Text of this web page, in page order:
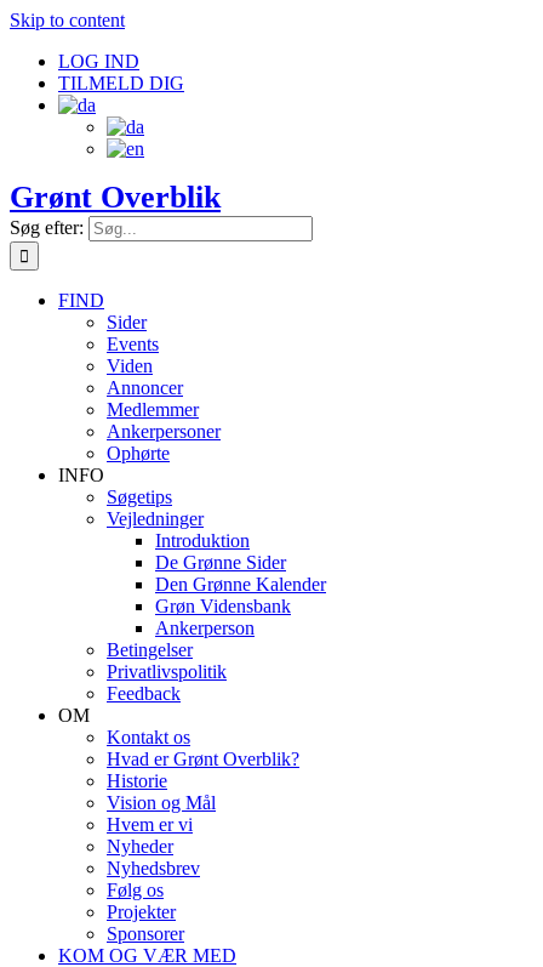
Skip to content
LOG IND
TILMELD DIG
Grønt Overblik
Søg efter:
FIND
Sider
Events
Viden
Annoncer
Medlemmer
Ankerpersoner
Ophørte
INFO
Søgetips
Vejledninger
Introduktion
De Grønne Sider
Den Grønne Kalender
Grøn Vidensbank
Ankerperson
Betingelser
Privatlivspolitik
Feedback
OM
Kontakt os
Hvad er Grønt Overblik?
Historie
Vision og Mål
Hvem er vi
Nyheder
Nyhedsbrev
Følg os
Projekter
Sponsorer
KOM OG VÆR MED